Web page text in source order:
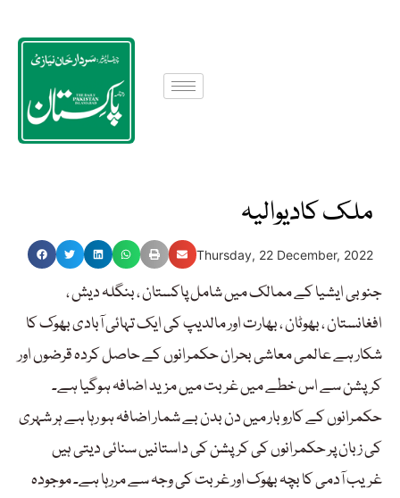
ملک کادیوالیہ
Thursday, 22 December, 2022
جنوبی ایشیا کے ممالک میں شامل پاکستان ، بنگلہ دیش ،
افغانستان ، بھوٹان ، بھارت اور مالدیپ کی ایک تہائی آبادی بھوک کا
شکار ہے عالمی معاشی بحران حکمرانوں کے حاصل کردہ قرضوں اور
کرپشن سے اس خطے میں غربت میں مزید اضافہ ہوگیا ہے۔
حکمرانوں کے کاروبار میں دن بدن بے شمار اضافہ ہو رہا ہے ہر شہری
کی زبان پر حکمرانوں کی کرپشن کی داستانیں سنائی دیتی ہیں
غریب آدمی کا بچہ بھوک اور غربت کی وجہ سے مررہا ہے۔ موجودہ